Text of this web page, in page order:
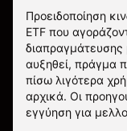
Προειδοποίηση
ETF που
διαπραγμάτευσης
αυξηθεί, πράγμα
πίσω λιγότερα
αρχικά. Οι
εγγύηση για